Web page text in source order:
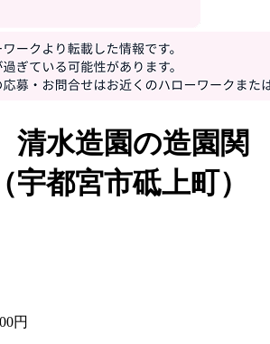
水造園の造園関
宇都宮市砥上町）
円